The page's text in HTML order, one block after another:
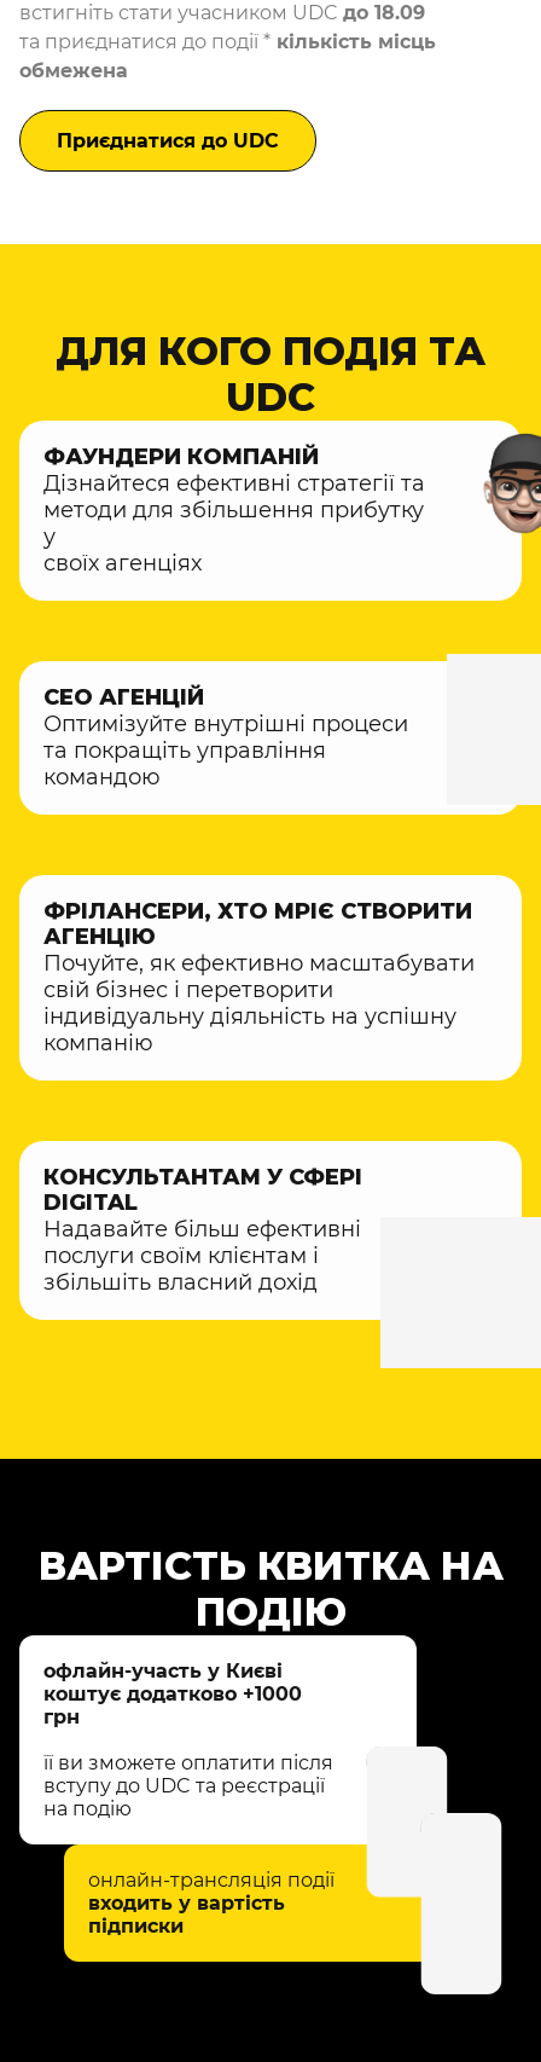
встигніть стати учасником UDC до 18.09
та приєднатися до події * кількість місць
обмежена
Приєднатися до UDC
ДЛЯ КОГО ПОДІЯ ТА
UDC
ФАУНДЕРИ КОМПАНІЙ
Дізнайтеся ефективні стратегії та
методи для збільшення прибутку
у
своїх агенціях
СЕО АГЕНЦІЙ
Оптимізуйте внутрішні процеси
та покращіть управління
командою
ФРІЛАНСЕРИ, ХТО МРІЄ СТВОРИТИ
АГЕНЦІЮ
Почуйте, як ефективно масштабувати
свій бізнес і перетворити
індивідуальну діяльність на успішну
компанію
КОНСУЛЬТАНТАМ У СФЕРІ
DIGITAL
Надавайте більш ефективні
послуги своїм клієнтам і
збільшіть власний дохід
ВАРТІСТЬ КВИТКА НА
ПОДІЮ
офлайн-участь у Києві
коштує додатково +1000
грн
її ви зможете оплатити після
вступу до UDC та реєстрації
на подію
онлайн-трансляція події
входить у вартість
підписки